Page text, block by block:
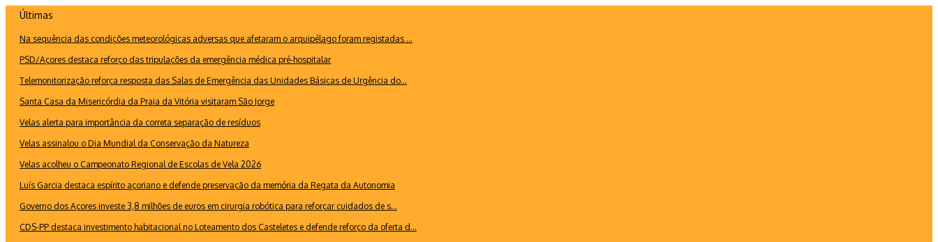
conteúdo
Últimas
Na sequência das condições meteorológicas adversas que afetaram o arquipélago foram registadas ...
PSD/Açores destaca reforço das tripulações da emergência médica pré-hospitalar
Telemonitorização reforça resposta das Salas de Emergência das Unidades Básicas de Urgência do...
Santa Casa da Misericórdia da Praia da Vitória visitaram São Jorge
Velas alerta para importância da correta separação de resíduos
Velas assinalou o Dia Mundial da Conservação da Natureza
Velas acolheu o Campeonato Regional de Escolas de Vela 2026
Luís Garcia destaca espírito açoriano e defende preservação da memória da Regata da Autonomia
Governo dos Açores investe 3,8 milhões de euros em cirurgia robótica para reforçar cuidados de s...
CDS-PP destaca investimento habitacional no Loteamento dos Casteletes e defende reforço da oferta d...